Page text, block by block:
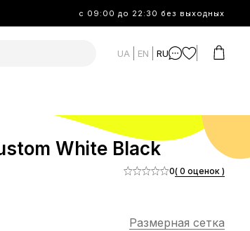
с 09:00 до 22:30 без выходных
UA EN RU
White Black
0( 0 оценок )
Размерная сетка